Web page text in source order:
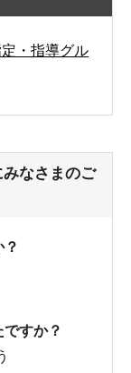
・指導グル
なさまのご
すか？